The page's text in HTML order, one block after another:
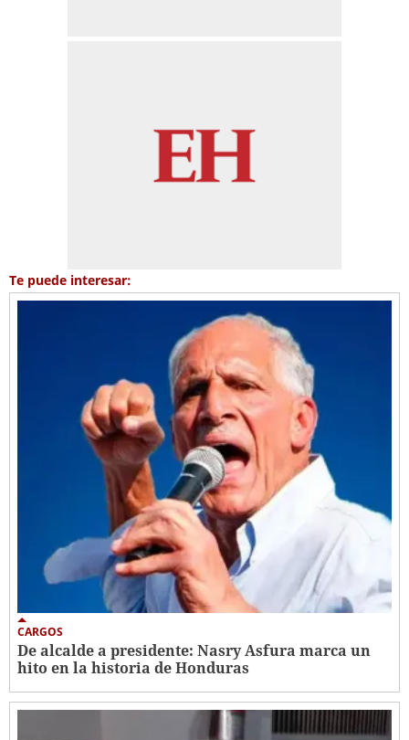
Te puede interesar:
CARGOS
De alcalde a presidente: Nasry Asfura marca un
hito en la historia de Honduras